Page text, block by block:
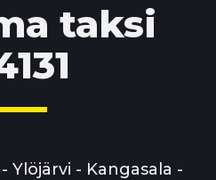
taksi
Ylöjärvi - Kangasala -